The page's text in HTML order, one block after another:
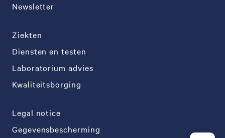
Newsletter
Ziekten
Diensten en testen
Laboratorium advies
Kwaliteitsborging
Legal notice
Gegevensbescherming